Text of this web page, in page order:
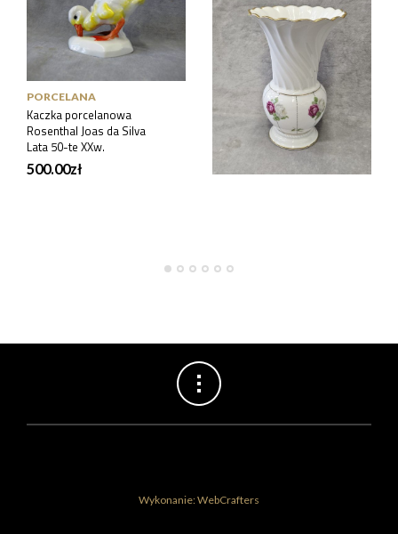
PORCELANA
Kaczka porcelanowa
Rosenthal Joas da Silva
Lata 50-te XXw.
500.00zł
PORCELANA
Wazon porcelanowy
Rosenthal 1926 r. 20 cm.
400.00
Wykonanie: WebCrafters